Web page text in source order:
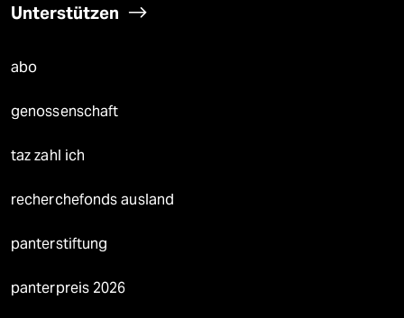
Unterstützen
abo
genossenschaft
taz zahl ich
recherchefonds ausland
panterstiftung
panterpreis 2026